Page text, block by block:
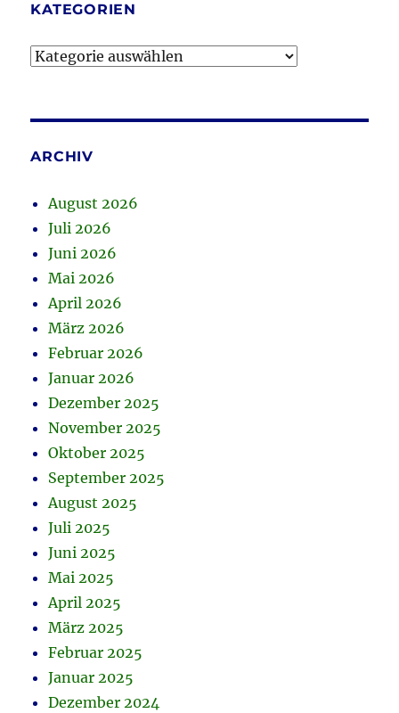
KATEGORIEN
Kategorien
ARCHIV
August 2026
Juli 2026
Juni 2026
Mai 2026
April 2026
März 2026
Februar 2026
Januar 2026
Dezember 2025
November 2025
Oktober 2025
September 2025
August 2025
Juli 2025
Juni 2025
Mai 2025
April 2025
März 2025
Februar 2025
Januar 2025
Dezember 2024